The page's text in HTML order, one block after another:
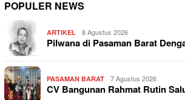
POPULER NEWS
ARTIKEL 8 Agustus 2026
Pilwana di Pasaman Barat
PASAMAN BARAT 7 Agustus 2026
CV Bangunan Rahmat Rutin